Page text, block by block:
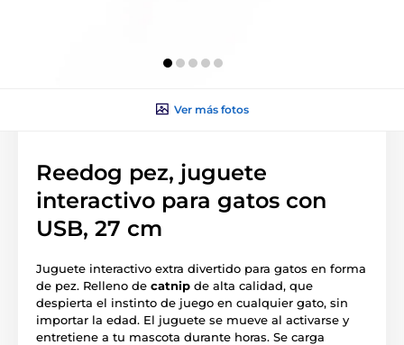
Ver más fotos
Reedog pez, juguete
interactivo para gatos con
USB, 27 cm
Juguete interactivo extra divertido para gatos en forma
de pez. Relleno de catnip de alta calidad, que
despierta el instinto de juego en cualquier gato, sin
importar la edad. El juguete se mueve al activarse y
entretiene a tu mascota durante horas. Se carga